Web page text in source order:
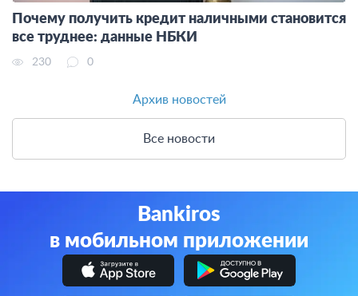
Почему получить кредит наличными становится
все труднее: данные НБКИ
230 0
Архив новостей
Все новости
Bankiros
в мобильном приложении